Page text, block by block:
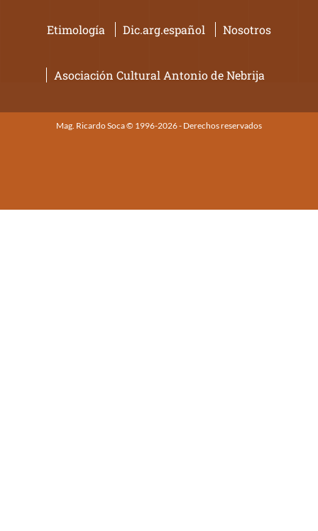
Etimología Dic.arg.español Nosotros
Asociación Cultural Antonio de Nebrija
Mag. Ricardo Soca © 1996-2026 - Derechos reservados